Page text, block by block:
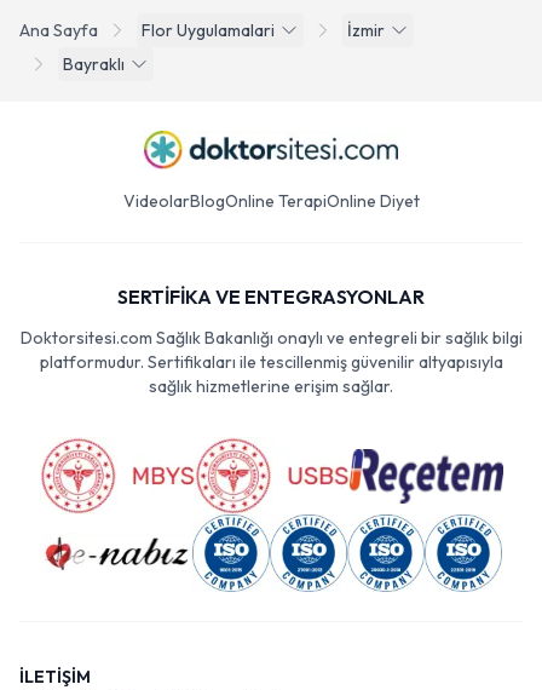
Ana Sayfa Flor Uygulamalari
İzmir
Bayraklı
VideolarBlogOnline TerapiOnline Diyet
SERTİFİKA VE ENTEGRASYONLAR
Doktorsitesi.com Sağlık Bakanlığı onaylı ve entegreli bir sağlık bilgi
platformudur. Sertifikaları ile tescillenmiş güvenilir altyapısıyla
sağlık hizmetlerine erişim sağlar.
İLETİŞİM